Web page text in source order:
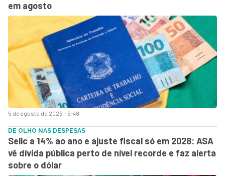
5 de agosto de 2026 - 5:48
em agosto
DE OLHO NAS DESPESAS
Selic a 14% ao ano e ajuste fiscal só em 2028: ASA
vê dívida pública perto de nível recorde e faz alerta
sobre o dólar